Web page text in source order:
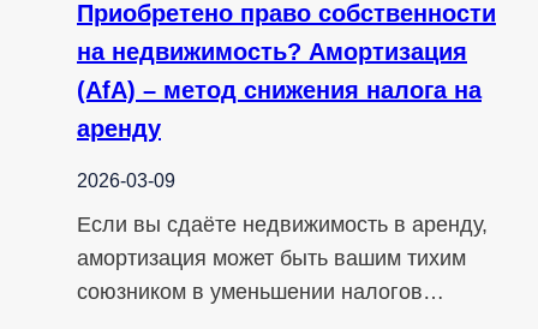
Приобретено право собственности
на недвижимость? Амортизация
(AfA) – метод снижения налога на
аренду
2026-03-09
Если вы сдаёте недвижимость в аренду,
амортизация может быть вашим тихим
союзником в уменьшении налогов…